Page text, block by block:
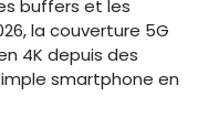
buffers et les
la couverture 5G
4K depuis des
smartphone en